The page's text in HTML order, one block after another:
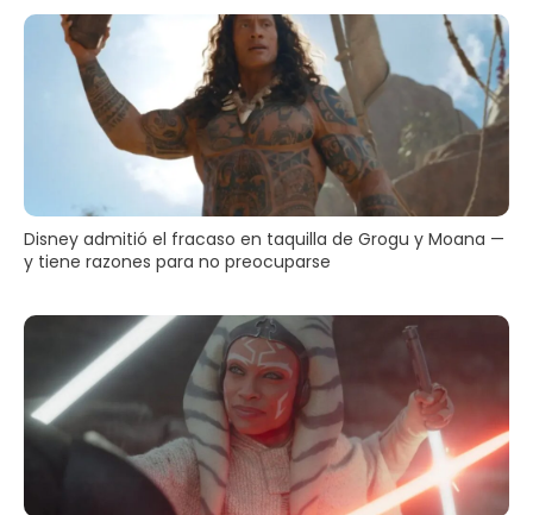
Disney admitió el fracaso en taquilla de Grogu y Moana —
y tiene razones para no preocuparse